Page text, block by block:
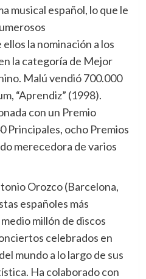
musical español, lo que le
la nominación a los
la categoría de Mejor
Malú vendió 700.000
“Aprendiz” (1998).
con un Premio
Principales, ocho Premios
merecedora de varios
Orozco (Barcelona,
españoles más
millón de discos
celebrados en
mundo a lo largo de sus
Ha colaborado con